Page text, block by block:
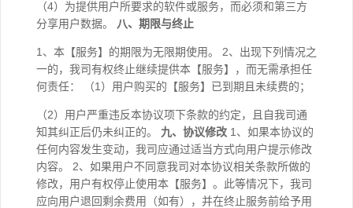
（4）为提供用户所要求的软件或服务，而必须和第三方
分享用户数据。
八、期限与终止
1、本【服务】的期限为无限期使用。 2、出现下列情况之
一的，我司有权终止继续提供本【服务】，而无需承担任
何责任： （1）用户购买的【服务】已到期且未续费的；
（2）用户严重违反本协议项下条款的约定，且自我司通
知其纠正后仍未纠正的。 九、协议修改 1、如果本协议的
任何内容发生变动，我司应通过适当方式向用户提示修改
内容。 2、如果用户不同意我司对本协议相关条款所做的
修改，用户有权停止使用本【服务】。此等情况下，我司
应向用户退回剩余费用（如有），并在终止服务前给予用